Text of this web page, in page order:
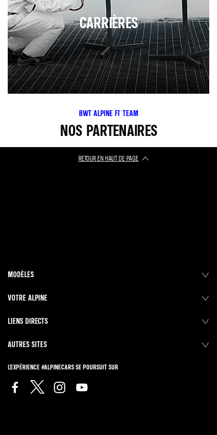
CARRIÈRES
BWT ALPINE F1® TEAM
NOS PARTENAIRES
RETOUR EN HAUT DE PAGE
MODÈLES
VOTRE ALPINE
LIENS DIRECTS
AUTRES SITES
L'EXPÉRIENCE #ALPINECARS SE POURSUIT SUR